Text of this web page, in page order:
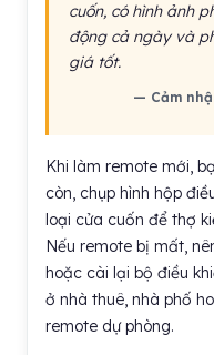
cuốn, có hình ảnh
động cả ngày và
giá tốt.
— Cảm
Khi làm remote mới,
còn, chụp hình hộp
loại cửa cuốn để thợ
Nếu remote bị mất,
hoặc cài lại bộ điều
ở nhà thuê, nhà phố
remote dự phòng.